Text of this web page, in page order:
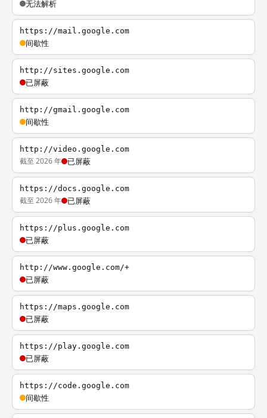
无法解析
https://mail.google.com
间歇性
http://sites.google.com
已屏蔽
http://gmail.google.com
间歇性
http://video.google.com
截至 2026 年 已屏蔽
https://docs.google.com
截至 2026 年 已屏蔽
https://plus.google.com
已屏蔽
http://www.google.com/+
已屏蔽
https://maps.google.com
已屏蔽
https://play.google.com
已屏蔽
https://code.google.com
间歇性